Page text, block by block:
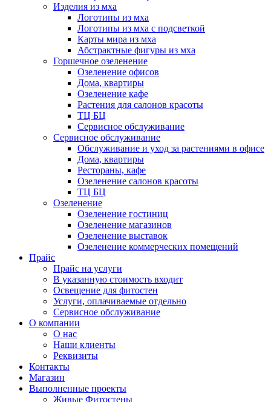
Изделия из мха
Логотипы из мха
Логотипы из мха с подсветкой
Карты мира из мха
Абстрактные фигуры из мха
Горшечное озеленение
Озеленение офисов
Дома, квартиры
Озеленение кафе
Растения для салонов красоты
ТЦ БЦ
Сервисное обслуживание
Сервисное обслуживание
Обслуживание и уход за растениями в офисе
Дома, квартиры
Рестораны, кафе
Озеленение салонов красоты
ТЦ БЦ
Озеленение
Озеленение гостиниц
Озеленение магазинов
Озеленение выставок
Озеленение коммерческих помещений
Прайс
Прайс на услуги
В указанную стоимость входит
Освещение для фитостен
Услуги, оплачиваемые отдельно
Сервисное обслуживание
О компании
О нас
Наши клиенты
Реквизиты
Контакты
Магазин
Выполненные проекты
Живые Фитостены